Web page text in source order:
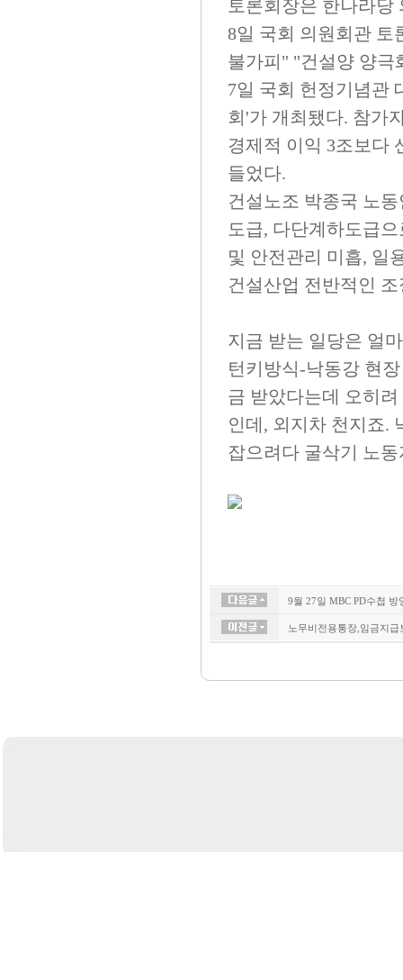
토론회장은 한나라당
8일 국회 의원회관 토
불가피" "건설양 양극
7일 국회 헌정기념관
회'가 개최됐다. 참가
경제적 이익 3조보다
들었다.
건설노조 박종국 노
도급, 다단계하도급
및 안전관리 미흡, 일
건설산업 전반적인
지금 받는 일당은 얼
턴키방식-낙동강 현
금 받았다는데 오히
인데, 외지차 천지죠.
잡으려다 굴삭기 노
9월 27일 MBC PD수첩
노무비전용통장,임금지